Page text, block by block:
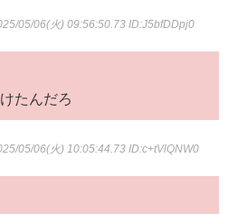
05/06(火) 09:56:50.73 ID:J5bfDDpj0
たんだろ
05/06(火) 10:05:44.73 ID:c+tVlQNW0